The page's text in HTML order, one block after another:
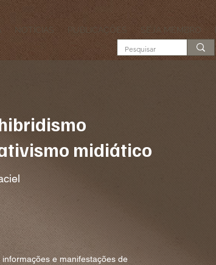
NOTÍCIAS PUBLICAÇÕES SEJA MEMBRO
midiático
e manifestações de